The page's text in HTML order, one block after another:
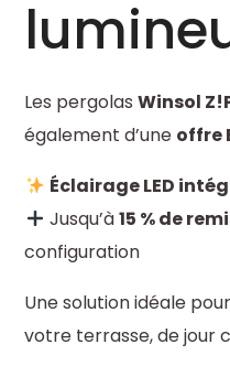
Les pergolasWinsol
également d’une offre
Éclairage LED
Jusqu’à15 % de
configuration
Une solution idéale
votre terrasse, de jour